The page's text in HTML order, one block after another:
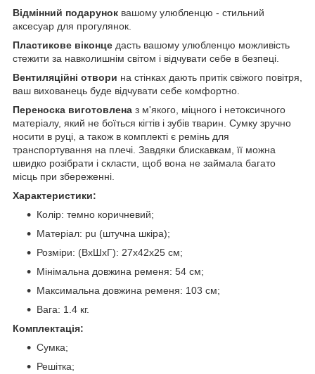
Відмінний подарунок вашому улюбленцю - стильний
аксесуар для прогулянок.
Пластикове віконце дасть вашому улюбленцю можливість
стежити за навколишнім світом і відчувати себе в безпеці.
Вентиляційні отвори на стінках дають притік свіжого повітря,
ваш вихованець буде відчувати себе комфортно.
Переноска виготовлена з м'якого, міцного і нетоксичного
матеріалу, який не боїться кігтів і зубів тварин. Сумку зручно
носити в руці, а також в комплекті є ремінь для
транспортування на плечі. Завдяки блискавкам, її можна
швидко розібрати і скласти, щоб вона не займала багато
місць при збереженні.
Характеристики:
Колір: темно коричневий;
Матеріал: pu (штучна шкіра);
Розміри: (ВхШхГ): 27x42x25 см;
Мінімальна довжина ременя: 54 см;
Максимальна довжина ременя: 103 см;
Вага: 1.4 кг.
Комплектація:
Сумка;
Решітка;